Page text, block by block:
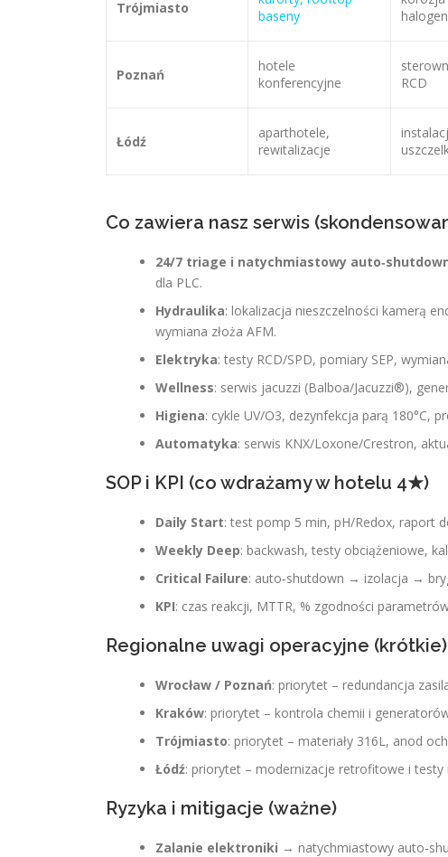
Trójmiasto
baseny
Poznań
hotele
konferencyjne
RCD
Łódź
aparthotele,
rewitalizacje
Co zawiera nasz serwis
24/7 triage i natychmiastowy
dla PLC.
Hydraulika: lokalizacja nieszczelności kamerą
wymiana złoża AFM.
Elektryka: testy RCD/SPD, pomiary SEP,
Wellness: serwis jacuzzi (Balboa/Jacuzzi®),
Higiena: cykle UV/O3, dezynfekcja parą 180°C,
Automatyka: serwis KNX/Loxone/Crestron,
SOP i KPI (co wdrażamy w hotelu 4★)
Daily Start: test pomp 5 min, pH/Redox, raport
Weekly Deep: backwash, testy obciążeniowe,
Critical Failure: auto‑shutdown → izolacja →
KPI: czas reakcji, MTTR, % zgodności
Regionalne uwagi operacyjne (krótkie)
Wrocław / Poznań: priorytet – redundancja
Kraków: priorytet – kontrola chemii i
Trójmiasto: priorytet – materiały 316L, anod
Łódź: priorytet – modernizacje retrofitowe i testy
Ryzyka i mitigacje (ważne)
Zalanie elektroniki → natychmiastowy